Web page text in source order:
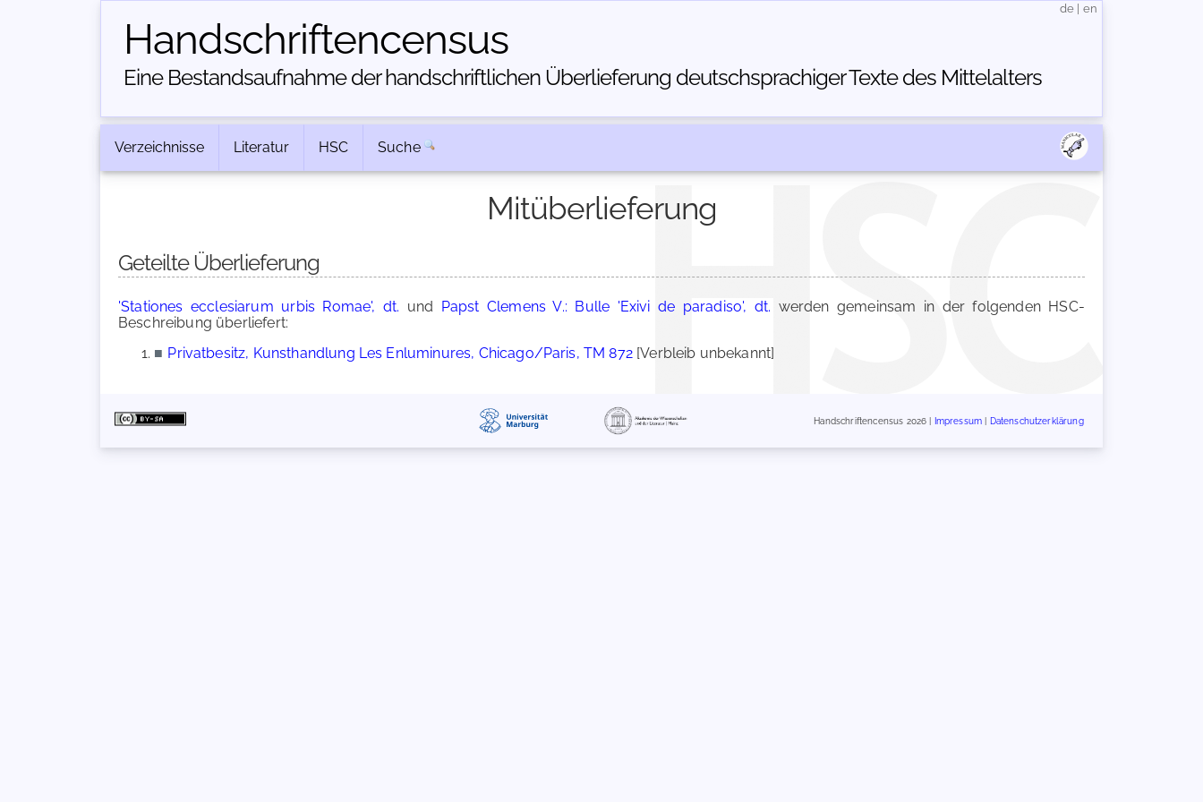
Handschriften­census
Eine Bestandsaufnahme der handschriftlichen Über­lieferung deutschsprachiger Texte des Mittelalters
de en
Verzeichnisse Literatur HSC Suche
Mitüberlieferung
Geteilte Überlieferung
'Stationes ecclesiarum urbis Romae', dt. und Papst Clemens V.: Bulle 'Exivi de paradiso', dt. werden gemeinsam in der folgenden HSC-
Beschreibung überliefert:
■ Privatbesitz, Kunsthandlung Les Enluminures, Chicago/Paris, TM 872[Verbleib unbekannt]
Handschriftencensus 2026 | Impressum Datenschutzerklärung